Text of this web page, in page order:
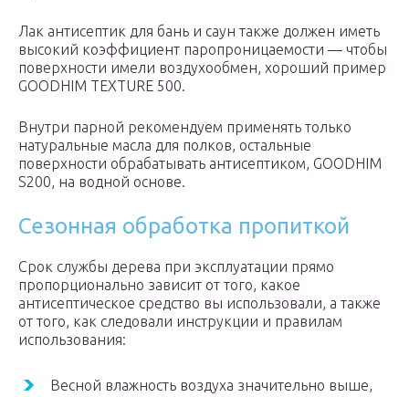
Лак антисептик для бань и саун также должен иметь
высокий коэффициент паропроницаемости — чтобы
поверхности имели воздухообмен, хороший пример
GOODHIM TEXTURE 500.
Внутри парной рекомендуем применять только
натуральные масла для полков, остальные
поверхности обрабатывать антисептиком, GOODHIM
S200, на водной основе.
Сезонная обработка пропиткой
Срок службы дерева при эксплуатации прямо
пропорционально зависит от того, какое
антисептическое средство вы использовали, а также
от того, как следовали инструкции и правилам
использования:
Весной влажность воздуха значительно выше,